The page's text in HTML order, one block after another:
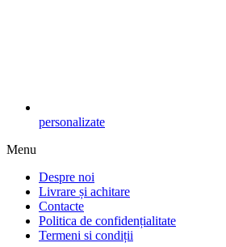
personalizate
Menu
Despre noi
Livrare și achitare
Contacte
Politica de confidențialitate
Termeni si condiții